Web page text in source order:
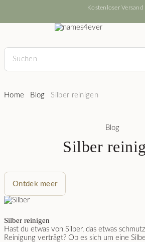
Kostenloser Versand
Home Blog Silber reinigen
Blog
Silber
Ontdek meer
Silber reinigen
Hast du etwas von Silber, das etwas
Reinigung verträgt? Ob es sich um eine